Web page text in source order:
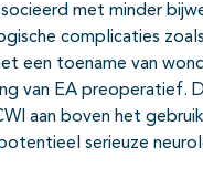
met minder
complicaties
een toename van
van EA preoperatief.
aan boven het
serieuze